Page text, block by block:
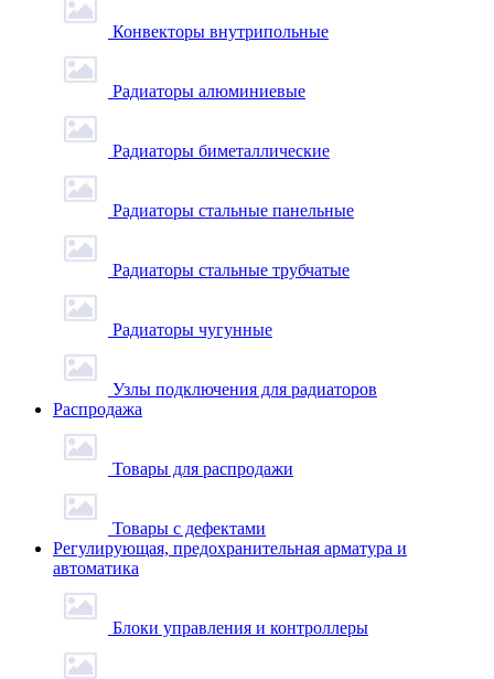
Конвекторы внутрипольные
Радиаторы алюминиевые
Радиаторы биметаллические
Радиаторы стальные панельные
Радиаторы стальные трубчатые
Радиаторы чугунные
Узлы подключения для радиаторов
Распродажа
Товары для распродажи
Товары с дефектами
Регулирующая, предохранительная арматура и
автоматика
Блоки управления и контроллеры